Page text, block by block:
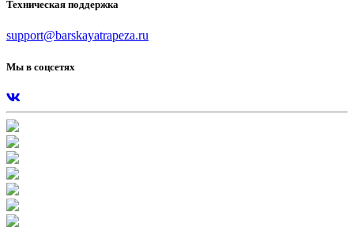
Техническая поддержка
support@barskayatrapeza.ru
Мы в соцсетях